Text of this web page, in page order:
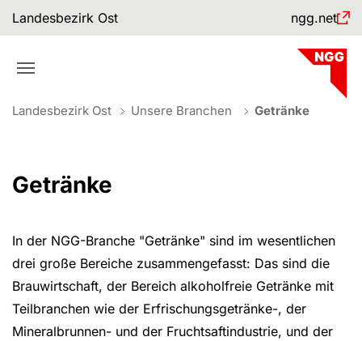
Skip to main navigation
Skip to main content
Skip to page footer
Landesbezirk Ost ngg.net
You are here:
Landesbezirk Ost Unsere Branchen Getränke
Getränke
In der NGG-Branche "Getränke" sind im wesentlichen
drei große Bereiche zusammengefasst: Das sind die
Brauwirtschaft, der Bereich alkoholfreie Getränke mit
Teilbranchen wie der Erfrischungsgetränke-, der
Mineralbrunnen- und der Fruchtsaftindustrie, und der